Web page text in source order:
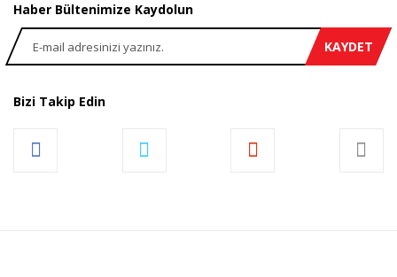
Haber Bültenimize Kaydolun
KAYDET
Bizi Takip Edin